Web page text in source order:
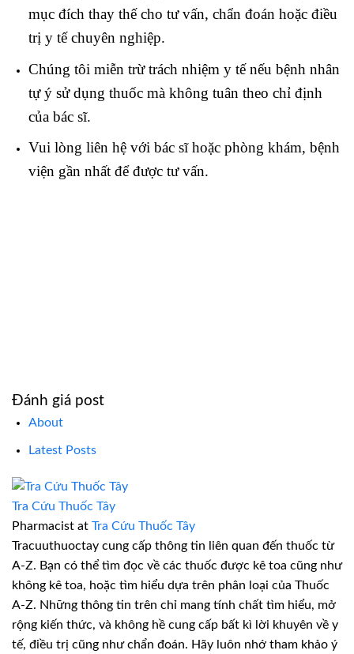
mục đích thay thế cho tư vấn, chẩn đoán hoặc điều
trị y tế chuyên nghiệp.
Chúng tôi miễn trừ trách nhiệm y tế nếu bệnh nhân
tự ý sử dụng thuốc mà không tuân theo chỉ định
của bác sĩ.
Vui lòng liên hệ với bác sĩ hoặc phòng khám, bệnh
viện gần nhất để được tư vấn.
Đánh giá post
About
Latest Posts
Tra Cứu Thuốc Tây
Pharmacist at Tra Cứu Thuốc Tây
Tracuuthuoctay cung cấp thông tin liên quan đến thuốc từ
A-Z. Bạn có thể tìm đọc về các thuốc được kê toa cũng như
không kê toa, hoặc tìm hiểu dựa trên phân loại của Thuốc
A-Z. Những thông tin trên chỉ mang tính chất tìm hiểu, mở
rộng kiến thức, và không hề cung cấp bất kì lời khuyên về y
tế, điều trị cũng như chẩn đoán. Hãy luôn nhớ tham khảo ý